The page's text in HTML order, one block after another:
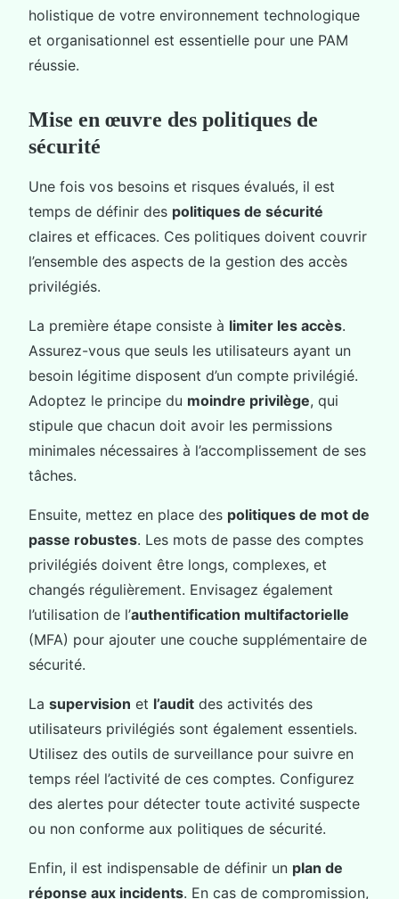
holistique de votre environnement technologique
et organisationnel est essentielle pour une PAM
réussie.
Mise en œuvre des politiques de
sécurité
Une fois vos besoins et risques évalués, il est
temps de définir des politiques de sécurité
claires et efficaces. Ces politiques doivent couvrir
l’ensemble des aspects de la gestion des accès
privilégiés.
La première étape consiste à limiter les accès.
Assurez-vous que seuls les utilisateurs ayant un
besoin légitime disposent d’un compte privilégié.
Adoptez le principe du moindre privilège, qui
stipule que chacun doit avoir les permissions
minimales nécessaires à l’accomplissement de ses
tâches.
Ensuite, mettez en place des politiques de mot de
passe robustes. Les mots de passe des comptes
privilégiés doivent être longs, complexes, et
changés régulièrement. Envisagez également
l’utilisation de l’authentification multifactorielle
(MFA) pour ajouter une couche supplémentaire de
sécurité.
La supervision et l’audit des activités des
utilisateurs privilégiés sont également essentiels.
Utilisez des outils de surveillance pour suivre en
temps réel l’activité de ces comptes. Configurez
des alertes pour détecter toute activité suspecte
ou non conforme aux politiques de sécurité.
Enfin, il est indispensable de définir un plan de
réponse aux incidents. En cas de compromission,